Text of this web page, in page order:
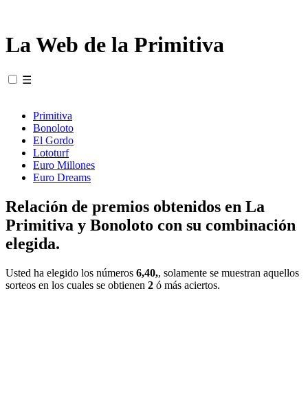
La Web de la Primitiva
☰
Primitiva
Bonoloto
El Gordo
Lototurf
Euro Millones
Euro Dreams
Relación de premios obtenidos en La
Primitiva y Bonoloto con su combinación
elegida.
Usted ha elegido los números 6,40,, solamente se muestran aquellos
sorteos en los cuales se obtienen 2 ó más aciertos.